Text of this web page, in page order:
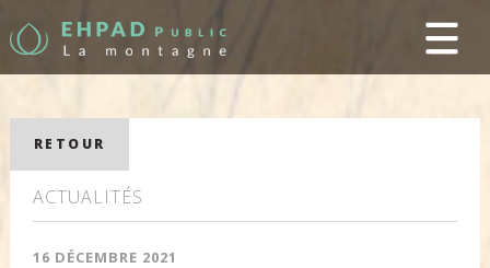
RETOUR
ACTUALITÉS
16 DÉCEMBRE 2021